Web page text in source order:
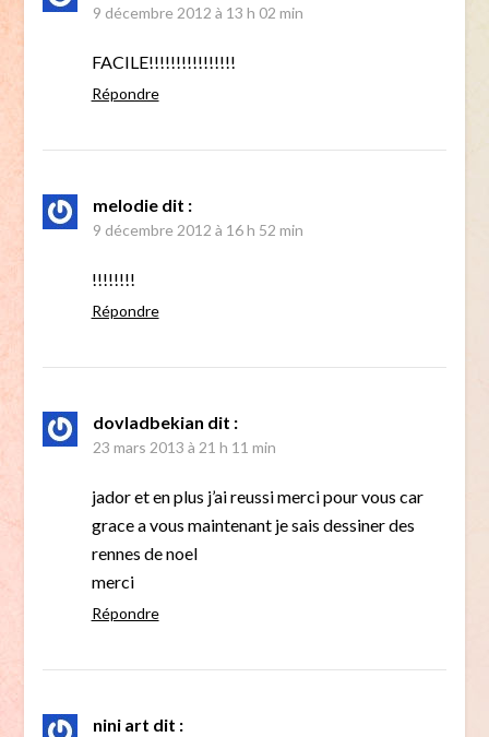
9 décembre 2012 à 13 h 02 min
FACILE!!!!!!!!!!!!!!!!
Répondre
melodie dit :
9 décembre 2012 à 16 h 52 min
!!!!!!!!
Répondre
dovladbekian dit :
23 mars 2013 à 21 h 11 min
jador et en plus j’ai reussi merci pour vous car
grace a vous maintenant je sais dessiner des
rennes de noel
merci
Répondre
nini art dit :